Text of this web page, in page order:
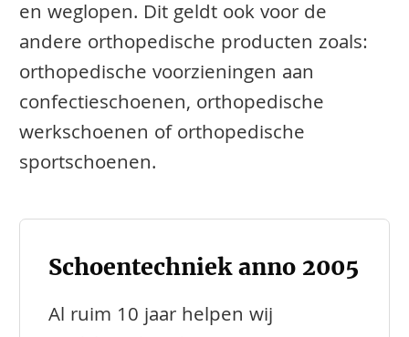
en weglopen. Dit geldt ook voor de
andere orthopedische producten zoals:
orthopedische voorzieningen aan
confectieschoenen, orthopedische
werkschoenen of orthopedische
sportschoenen.
Schoentechniek anno 2005
Al ruim 10 jaar helpen wij